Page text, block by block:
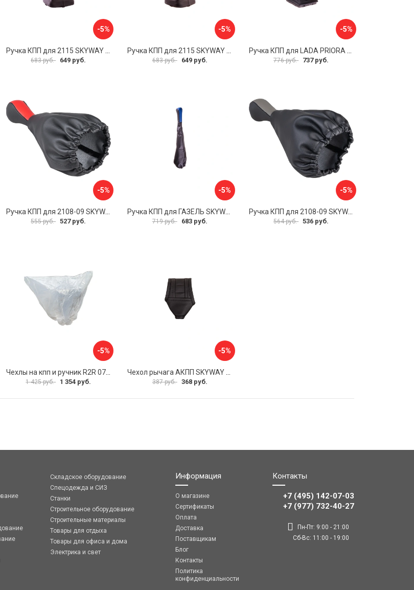
-5%
Ручка КПП для 2115 SKYWAY S06202019
683 руб. 649 руб.
-5%
Ручка КПП для 2115 SKYWAY S06202018
683 руб. 649 руб.
-5%
Ручка КПП для LADA PRIORA SKYWAY S06202021
776 руб. 737 руб.
-5%
Ручка КПП для 2108-09 SKYWAY S06202007
555 руб. 527 руб.
-5%
719 руб. 683 руб.
-5%
Ручка КПП для 2108-09 SKYWAY S06202008
564 руб. 536 руб.
-5%
Чехлы на кпп и ручник R2R 074.903.00
1 425 руб. 1 354 руб.
-5%
387 руб. 368 руб.
Складское оборудование
Спецодежда и СИЗ
Станки
Строительное оборудование
Строительные материалы
Товары для отдыха
Товары для офиса и дома
Электрика и свет
Информация
О магазине
Сертификаты
Оплата
Доставка
Поставщикам
Блог
Контакты
Политика
конфиденциальности
Контакты
+7 (495) 142-07-03
‎‎+7 (977) 732-40-27
Пн-Пт: 9:00 - 21:00
Сб-Вс: 11:00 - 19:00